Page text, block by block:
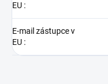
EU :
E-mail zástupce v
EU :